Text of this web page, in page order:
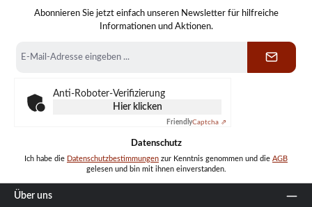
Abonnieren Sie jetzt einfach unseren Newsletter für hilfreiche
Informationen und Aktionen.
Mail-
Anti-Roboter-Verifizierung
Hier klicken
FriendlyCaptcha ⇗
Datenschutz
Ich habe die Datenschutzbestimmungen zur Kenntnis genommen und die AGB
gelesen und bin mit ihnen einverstanden.
Über uns